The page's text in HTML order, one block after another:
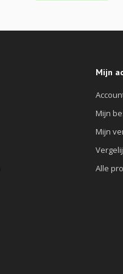
Mijn
Mijn
Mijn
Alle